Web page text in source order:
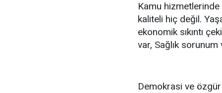
Kamu
kaliteli hiç değil.
ekonomik sıkıntı
var, Sağlık sorunum
Demokrasi ve özgür